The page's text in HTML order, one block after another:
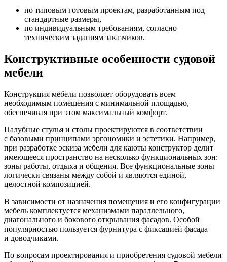
по типовым готовым проектам, разработанным под
стандартные размеры,
по индивидуальным требованиям, согласно
техническим заданиям заказчиков.
Конструктивные особенности судовой
мебели
Конструкция мебели позволяет оборудовать всем
необходимым помещения с минимальной площадью,
обеспечивая при этом максимальный комфорт.
Палубные стулья и столы проектируются в соответствии
с базовыми принципами эргономики и эстетики. Например,
при разработке эскиза мебели для каюты конструктор делит
имеющееся пространство на несколько функциональных зон:
зоны работы, отдыха и общения. Все функциональные зоны
логически связаны между собой и являются единой,
целостной композицией.
В зависимости от назначения помещения и его конфигурации
мебель комплектуется механизмами параллельного,
диагонального и бокового открывания фасадов. Особой
популярностью пользуется фурнитура с фиксацией фасада
и доводчиками.
По вопросам проектирования и приобретения судовой мебели